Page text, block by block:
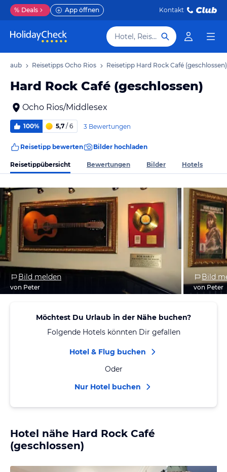
% Deals App öffnen Kontakt
Hotel, Reiseziel
Urlaub Reisetipps Ocho Rios Reisetipp Hard Rock Café (geschlossen)
Hard Rock Café (geschlossen)
Ocho Rios/Middlesex
100% 5,7 / 6 3 Bewertungen
Reisetipp bewerten Bilder hochladen
Reisetippübersicht Bewertungen Bilder Hotels
Bild melden
von Peter
Bild
von Peter
Möchtest Du Urlaub in der Nähe buchen?
Folgende Hotels könnten Dir gefallen
Hotel & Flug buchen
Oder
Nur Hotel buchen
Hotel nähe Hard Rock Café
(geschlossen)